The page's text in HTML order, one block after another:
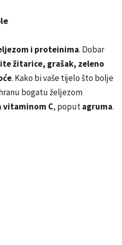
i proteinima. Dobar
žitarice, grašak, zeleno
. Kako bi vaše tijelo što bolje
bogatu željezom
vitaminom C, poputagruma.